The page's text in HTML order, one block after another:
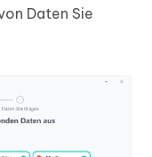
Daten Sie